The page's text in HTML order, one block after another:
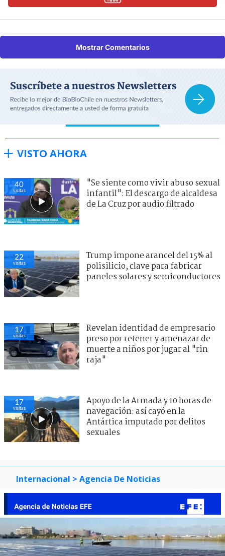
Mostrar Comentarios
VISTO AHORA
40
visitas
"Se siente como vivir abuso sexual
infantil": El descargo de alcaldesa
de La Cruz por audio filtrado
22
visitas
Trump impone arancel del 15% al
polisilicio, clave para fabricar
paneles solares y semiconductores
17
visitas
Revelan identidad de empresario
preso por retener y amenazar de
muerte a niños por jugar al "rin
raja"
17
visitas
Apoyo de la Armada y 10 horas de
navegación: así cayó en la
Antártica imputado por delitos
sexuales
Internacional > Agencia De Noticias